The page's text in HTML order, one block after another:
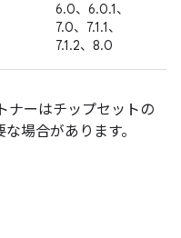
6.0、6.0.1、
7.0、7.1.1、
7.1.2、8.0
ナーはチップセットの
場合があります。